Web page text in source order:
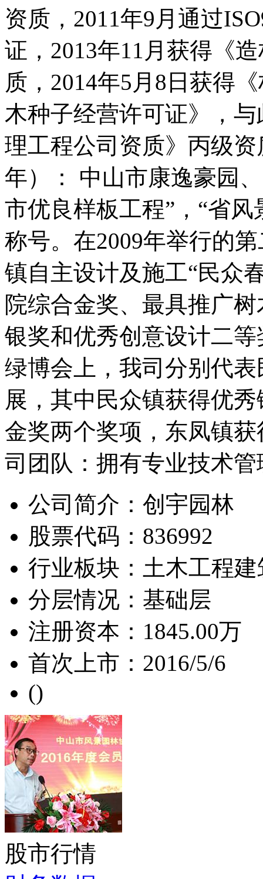
资质，2011年9月通过
证，2013年11月获得《
质，2014年5月8日获得
木种子经营许可证》，
理工程公司资质》丙级
年）： 中山市康逸豪园
市优良样板工程”，“省
称号。在2009年举行的
镇自主设计及施工“民众
院综合金奖、最具推广
银奖和优秀创意设计二
绿博会上，我司分别代
展，其中民众镇获得优
金奖两个奖项，东凤镇
司团队：拥有专业技术
公司简介： 创宇园林
股票代码： 836992
行业板块： 土木工程
分层情况： 基础层
注册资本： 1845.00万
首次上市： 2016/5/6
()
股市行情